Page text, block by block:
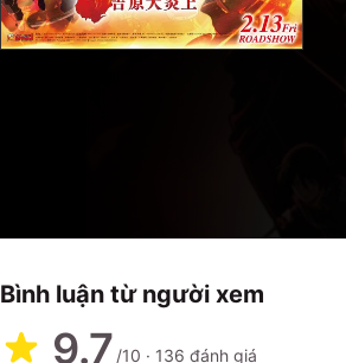
Bình luận từ người xem
9.7 /10 · 136 đánh giá